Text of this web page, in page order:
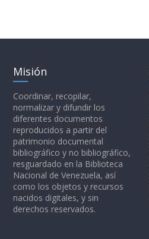
Misión
Coordinar, recopilar,
normalizar y difundir los
diferentes documentos
reproducidos a partir del
patrimonio documental
bibliográfico y no bibliográfico,
resguardado en la Biblioteca
Nacional de Venezuela, así
como los objetos y recursos
nacidos digitales, y sin
derechos reservados.